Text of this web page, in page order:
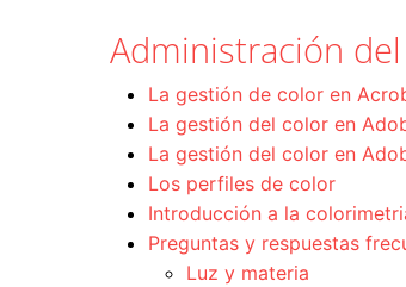
Administración
La gestión de color en
La gestión del color en
La gestión del color en
Los perfiles de color
Introducción a la
Preguntas y respuestas
Luz y materia